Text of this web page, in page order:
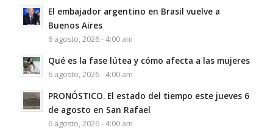
El embajador argentino en Brasil vuelve a
Buenos Aires
6 agosto, 2026 - 4:00 am
Qué es la fase lútea y cómo afecta a las mujeres
6 agosto, 2026 - 4:00 am
PRONÓSTICO. El estado del tiempo este jueves 6
de agosto en San Rafael
6 agosto, 2026 - 4:00 am